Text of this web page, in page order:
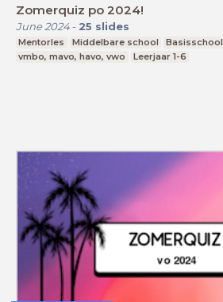
Zomerquiz po 2024!
June 2024- 25 slides
Mentorles Middelbare school
Basisschool
vmbo, mavo, havo, vwo
Leerjaar 1-6